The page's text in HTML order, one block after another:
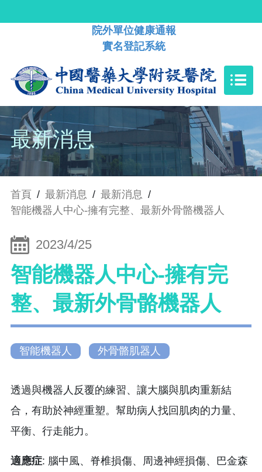
院外單位健康通報
實名登記系統
最新消息
首頁 / 最新消息 / 最新消息 /
智能機器人中心-擁有完整、最新外骨骼機器人
2023/4/25
智能機器人中心-擁有完
整、最新外骨骼機器人
智能機器人 外骨骼肌器人
透過與機器人反覆的練習、讓大腦與肌肉重新結
合，有助於神經重塑。幫助病人找回肌肉的力量、
平衡、行走能力。
適應症: 腦中風、脊椎損傷、周邊神經損傷、巴金森